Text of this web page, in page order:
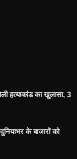
हत्याकांड का खुलासा, 3
के बाजारों को